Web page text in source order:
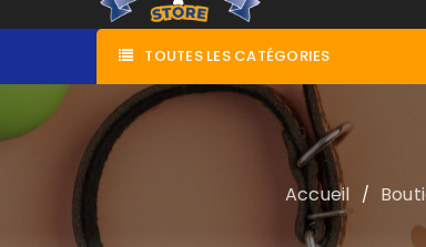
TOUTES LES CATÉGORIES
Accueil /